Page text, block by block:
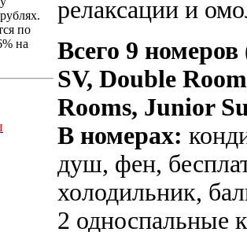
по
на
релаксации и
Всего 9
SV, Double
Rooms, Junior
В номерах:
душ, фен,
холодильник,
2 односпальные